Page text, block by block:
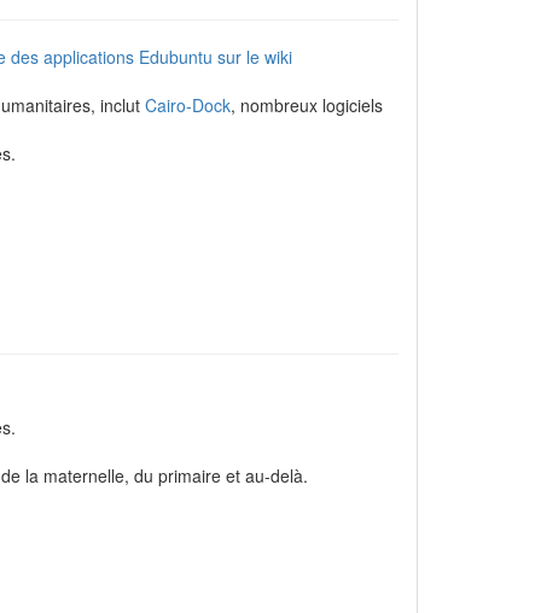
des applications Edubuntu sur le wiki
inclut Cairo-Dock, nombreux logiciels
la maternelle, du primaire et au-delà.